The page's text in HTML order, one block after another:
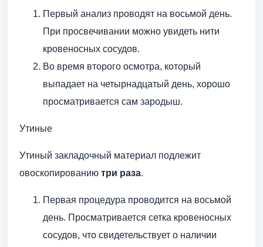
Первый анализ проводят на восьмой день.
При просвечивании можно увидеть нити
кровеносных сосудов.
Во время второго осмотра, который
выпадает на четырнадцатый день, хорошо
просматривается сам зародыш.
Утиные
Утиный закладочный материал подлежит
овоскопированию три раза.
Первая процедура проводится на восьмой
день. Просматривается сетка кровеносных
сосудов, что свидетельствует о наличии